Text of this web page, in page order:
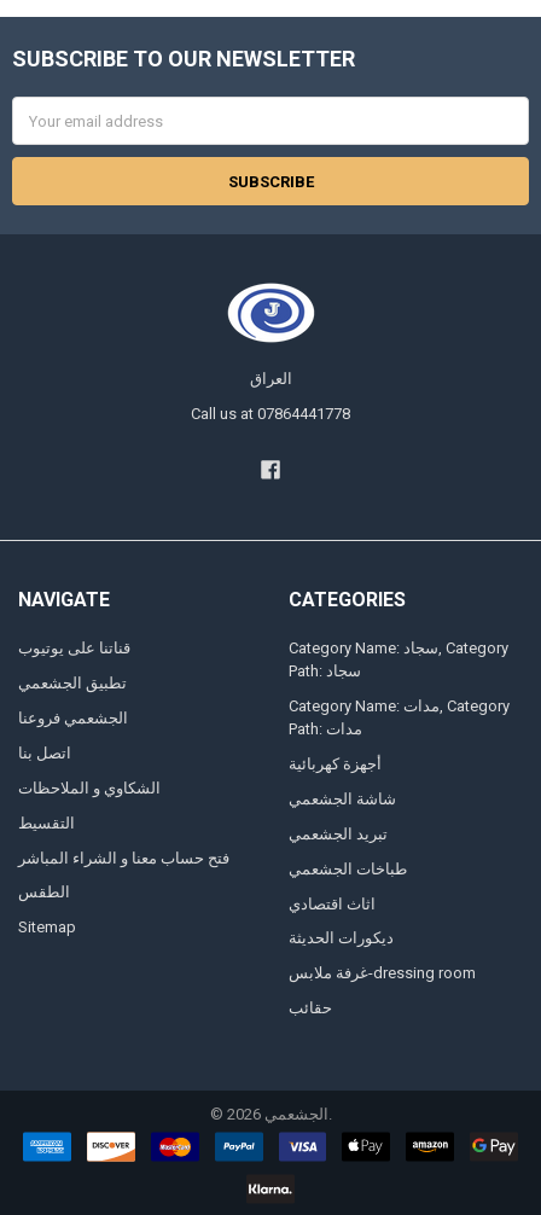
Footer
SUBSCRIBE TO OUR NEWSLETTER
Address
العراق
Call us at 07864441778
NAVIGATE
قناتنا على يوتيوب
تطبيق الجشعمي
الجشعمي فروعنا
اتصل بنا
الشكاوي و الملاحظات
التقسيط
فتح حساب معنا و الشراء المباشر
الطقس
Sitemap
CATEGORIES
Category Name: سجاد, Category
Path: سجاد
Category Name: مدات, Category
Path: مدات
أجهزة كهربائية
شاشة الجشعمي
تبريد الجشعمي
طباخات الجشعمي
اثاث اقتصادي
ديكورات الحديثة
غرفة ملابس-dressing room
حقائب
© 2026